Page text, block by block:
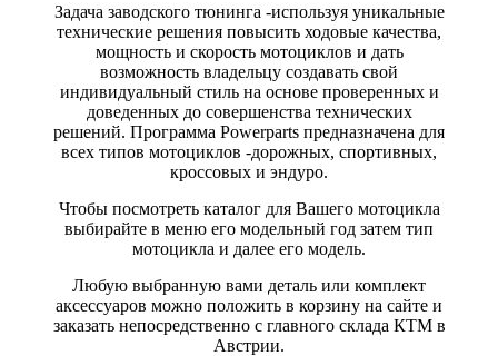
Задача заводского тюнинга -используя уникальные
технические решения повысить ходовые качества,
мощность и скорость мотоциклов и дать
возможность владельцу создавать свой
индивидуальный стиль на основе проверенных и
доведенных до совершенства технических
решений. Программа Powerparts предназначена для
всех типов мотоциклов -дорожных, спортивных,
кроссовых и эндуро.
Чтобы посмотреть каталог для Вашего мотоцикла
выбирайте в меню его модельный год затем тип
мотоцикла и далее его модель.
Любую выбранную вами деталь или комплект
аксессуаров можно положить в корзину на сайте и
заказать непосредственно с главного склада КТМ в
Австрии.